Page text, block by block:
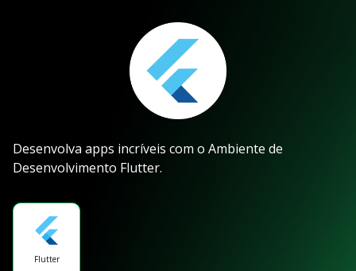
Desenvolva apps incríveis com o Ambiente de
Desenvolvimento Flutter.
Flutter